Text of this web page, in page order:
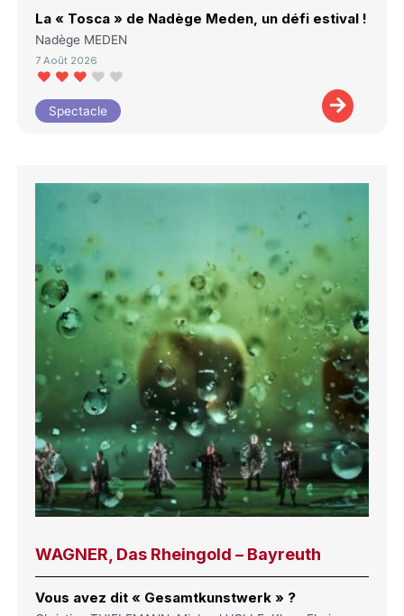
La « Tosca » de Nadège Meden, un défi estival !
Nadège MEDEN
7 Août 2026
Spectacle
WAGNER, Das Rheingold – Bayreuth
Vous avez dit « Gesamtkunstwerk » ?